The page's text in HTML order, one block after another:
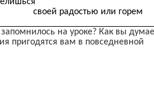
радостью или горем
на уроке? Как вы
пригодятся вам в повседневной